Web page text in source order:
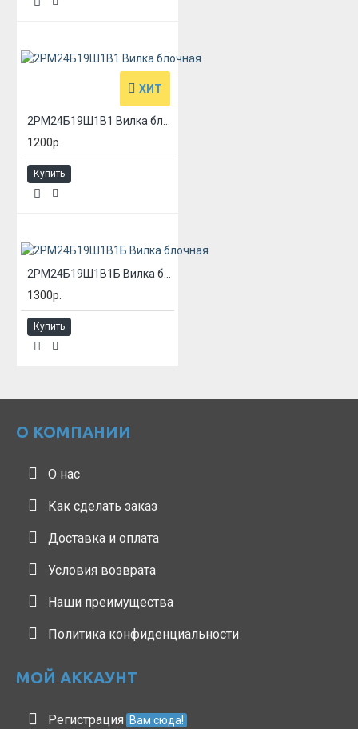
ХИТ
1200р.
Купить
1300р.
Купить
О КОМПАНИИ
О нас
Как сделать заказ
Доставка и оплата
Условия возврата
Наши преимущества
Политика конфиденциальности
МОЙ АККАУНТ
Регистрация Вам сюда!